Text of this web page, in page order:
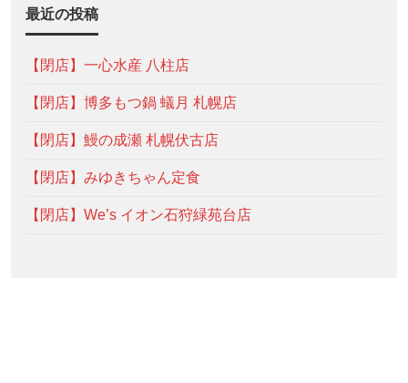
最近の投稿
【閉店】一心水産 八柱店
【閉店】博多もつ鍋 蟻月 札幌店
【閉店】鰻の成瀬 札幌伏古店
【閉店】みゆきちゃん定食
【閉店】We’s イオン石狩緑苑台店